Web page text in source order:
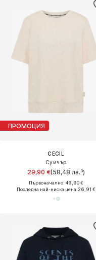
ПРОМОЦИЯ
CECIL
Суичър
29,90 €(58,48 лв.³)
Първоначално: 49,90 €
Последна най-ниска цена:26,91 €